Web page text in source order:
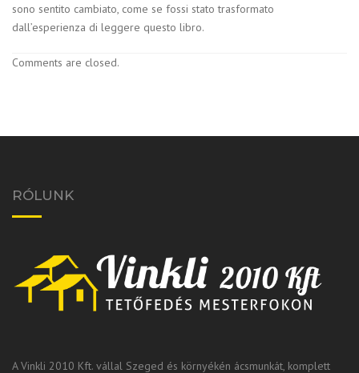
sono sentito cambiato, come se fossi stato trasformato
dall’esperienza di leggere questo libro.
Comments are closed.
RÓLUNK
A Vinkli 2010 Kft. vállal Szeged és környékén ácsmunkát, komplett